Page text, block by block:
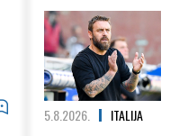
5.8.2026. ITALIJA